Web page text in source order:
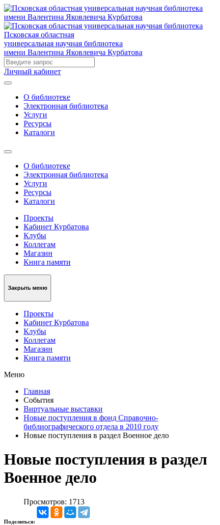
Псковская областная
универсальная научная библиотека
имени Валентина Яковлевича Курбатова
Личный кабинет
О библиотеке
Электронная библиотека
Услуги
Ресурсы
Каталоги
О библиотеке
Электронная библиотека
Услуги
Ресурсы
Каталоги
Проекты
Кабинет Курбатова
Клубы
Коллегам
Магазин
Книга памяти
Закрыть меню
Проекты
Кабинет Курбатова
Клубы
Коллегам
Магазин
Книга памяти
Меню
Главная
События
Виртуальные выставки
Новые поступления в фонд Справочно-
библиографического отдела в 2010 году
Новые поступления в раздел Военное дело
Новые поступления в раздел
Военное дело
Просмотров: 1713
Поделиться: